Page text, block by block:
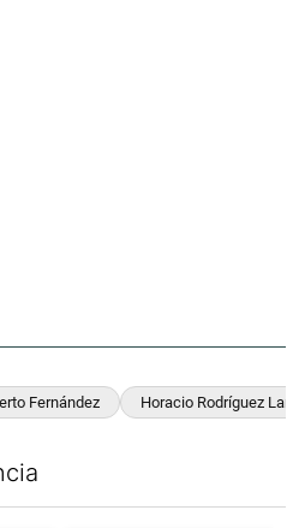
Fernández Horacio Rodríguez